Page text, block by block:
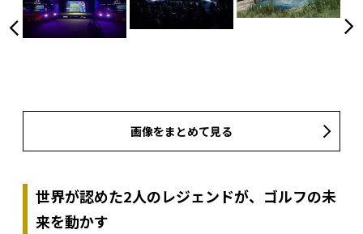
画像をまとめて見る
世界が認めた2人のレジェンドが、ゴルフの未
来を動かす